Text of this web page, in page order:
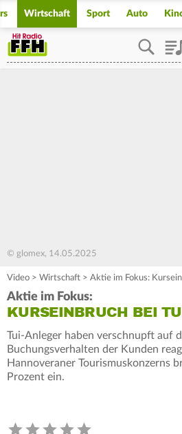
Wirtschaft Sport Auto
© glomex, 14.05.2025
Video > Wirtschaft > Aktie im Fokus:
Aktie im Fokus:
KURSEINBRUCH BEI
Tui-Anleger haben verschnupft auf
Buchungsverhalten der Kunden
Hannoveraner Tourismuskonzerns
Prozent ein.